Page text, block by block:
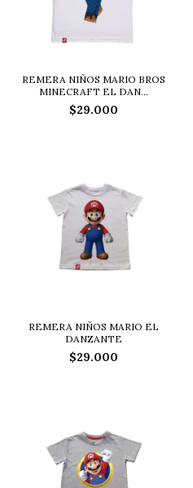
REMERA NIÑOS MARIO BROS
MINECRAFT EL DAN...
$29.000
REMERA NIÑOS MARIO EL
DANZANTE
$29.000